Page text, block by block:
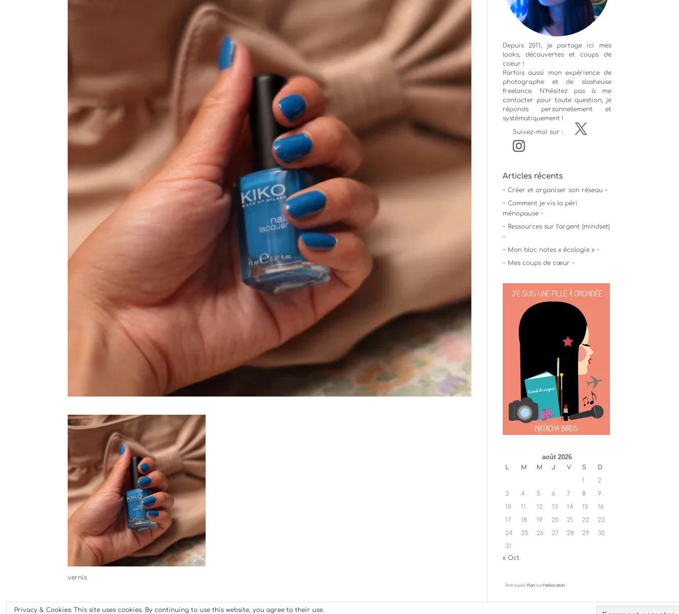
vernis
Depuis 2011, je partage ici mes
looks, découvertes et coups de
coeur !
Parfois aussi mon expérience de
photographeet de slasheuse
freelance. N'hésitez pas à me
contacter pour toute question, je
réponds personnellement et
systématiquement !
Suivez-moi sur :
Articles récents
~ Créer et organiser son réseau ~
~ Comment je vis la péri
ménopause ~
~ Ressources sur l’argent (mindset)
~
~ Mon bloc notes « écologie » ~
~ Mes coups de cœur ~
août 2026
L M M J V S
D
1
2
3
4 5 6 7 8
9
10
11 12 13 14 15
16
17
18 19 20 21 22
23
24
25 26 27 28 29
30
31
« Oct
Retrouvez Ylansur Hellocoton
Privacy & Cookies: This site uses cookies. By continuing to use this website, you agree to their use.